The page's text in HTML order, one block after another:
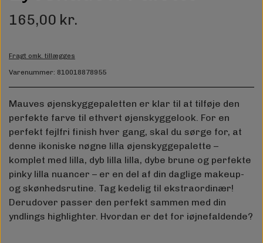
165,00 kr.
Fragt omk. tillægges
Varenummer: 810018878955
Mauves øjenskyggepaletten er klar til at tilføje den
perfekte farve til ethvert øjenskyggelook. For en
perfekt fejlfri finish hver gang, skal du sørge for, at
denne ikoniske nøgne lilla øjenskyggepalette –
komplet med lilla, dyb lilla lilla, dybe brune og perfekte
pinky lilla nuancer – er en del af din daglige makeup-
og skønhedsrutine. Tag kedelig til ekstraordinær!
Derudover passer den perfekt sammen med din
yndlings highlighter. Hvordan er det for iøjnefaldende?